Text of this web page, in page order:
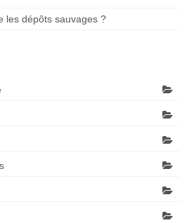
les dépôts sauvages ?